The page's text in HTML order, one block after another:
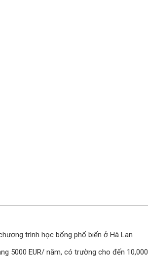
trình học bổng phổ biến ở Hà Lan
5000 EUR/ năm, có trường cho đến 10,000